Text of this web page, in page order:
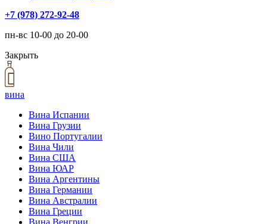
+7 (978) 272-92-48
пн-вс 10-00 до 20-00
Закрыть
вина
Вина Испании
Вина Грузии
Вино Португалии
Вина Чили
Вина США
Вина ЮАР
Вина Аргентины
Вина Германии
Вина Австралии
Вина Греции
Вина Венгрии